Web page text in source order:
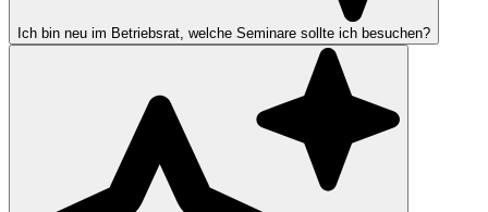
Ich bin neu im Betriebsrat, welche Seminare sollte ich besuchen?